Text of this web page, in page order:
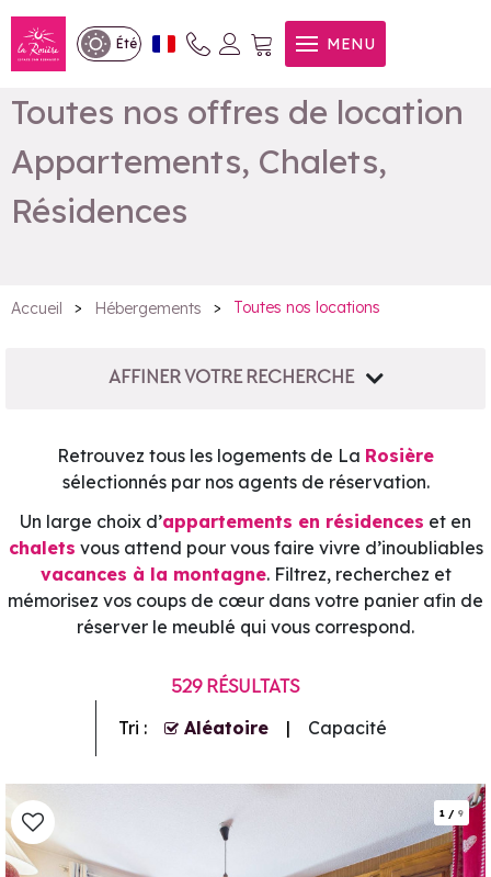
Été MENU
Toutes nos offres de location
Appartements, Chalets,
Résidences
Accueil > Hébergements > Toutes nos locations
AFFINER VOTRE RECHERCHE
Retrouvez tous les logements de La Rosière
sélectionnés par nos agents de réservation.
Un large choix d’appartements en résidences et en
chalets vous attend pour vous faire vivre d’inoubliables
vacances à la montagne. Filtrez, recherchez et
mémorisez vos coups de cœur dans votre panier afin de
réserver le meublé qui vous correspond.
529RÉSULTATS
Tri : Aléatoire Capacité
1 / 9